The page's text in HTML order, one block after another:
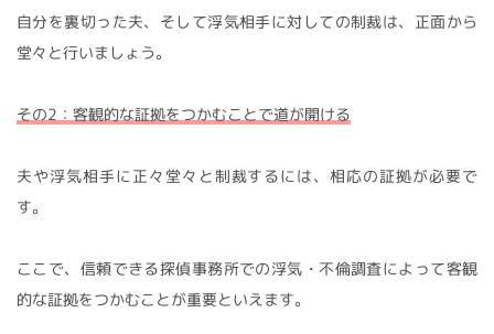
自分を裏切った夫、そして浮気相手に対しての制裁は、正面から
堂々と行いましょう。
その2：客観的な証拠をつかむことで道が開ける
夫や浮気相手に正々堂々と制裁するには、相応の証拠が必要で
す。
ここで、信頼できる探偵事務所での浮気・不倫調査によって客観
的な証拠をつかむことが重要といえます。